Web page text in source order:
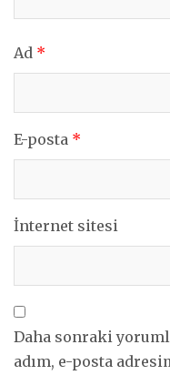
Ad *
E-posta *
İnternet sitesi
Daha sonraki
adım, e-posta